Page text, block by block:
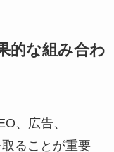
的な組み合わ
、広告、
ることが重要